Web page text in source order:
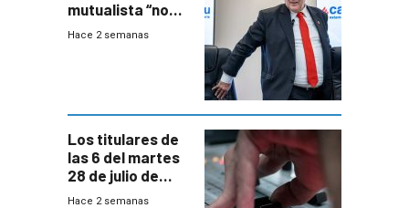
mutualista “no
está para pagar”
Hace 2 semanas
Los titulares de
las 6 del martes
28 de julio de
2026
Hace 2 semanas